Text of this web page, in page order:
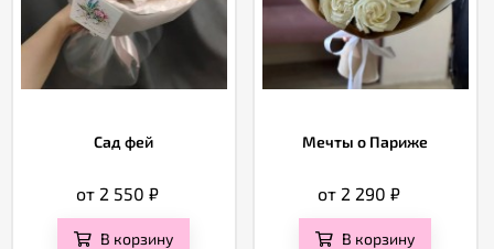
Сад фей
от 2 550 ₽
В корзину
Мечты о Париже
от 2 290 ₽
В корзину